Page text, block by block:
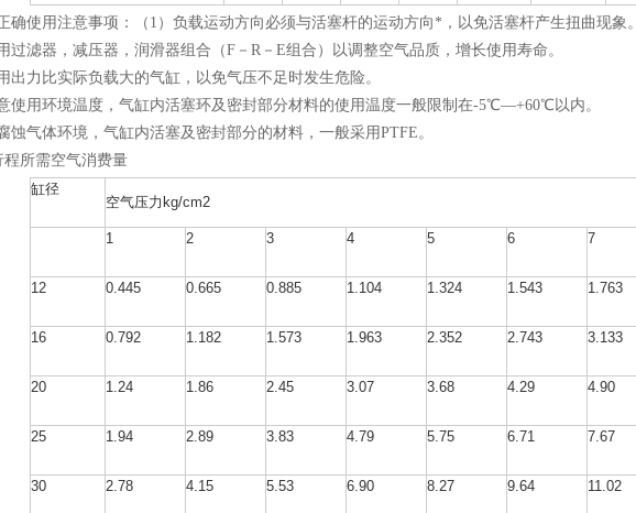
确使用注意事项：（1）负载运动方向必须与活塞杆的运动方向*，以免活塞杆产生扭曲现象。
过滤器，减压器，润滑器组合（F－R－E组合）以调整空气品质，增长使用寿命。
出力比实际负载大的气缸，以免气压不足时发生危险。
使用环境温度，气缸内活塞环及密封部分材料的使用温度一般限制在-5℃—+60℃以内。
蚀气体环境，气缸内活塞及密封部分的材料，一般采用PTFE。
程所需空气消费量
缸径
空气压力kg/cm2
1 2 3 4 5 6 7
12 0.445 0.665 0.885 1.104 1.324 1.543 1.763
16 0.792 1.182 1.573 1.963 2.352 2.743 3.133
20 1.24 1.86 2.45 3.07 3.68 4.29 4.90
25 1.94 2.89 3.83 4.79 5.75 6.71 7.67
30 2.78 4.15 5.53 6.90 8.27 9.64 11.02